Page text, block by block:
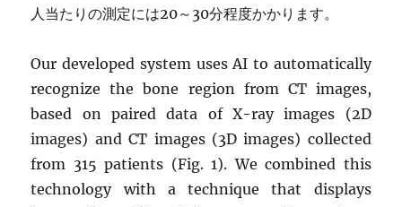
人当たりの測定には20～30分程度かかります。
Our developed system uses AI to automatically
recognize the bone region from CT images,
based on paired data of X-ray images (2D
images) and CT images (3D images) collected
from 315 patients (Fig. 1). We combined this
technology with a technique that displays